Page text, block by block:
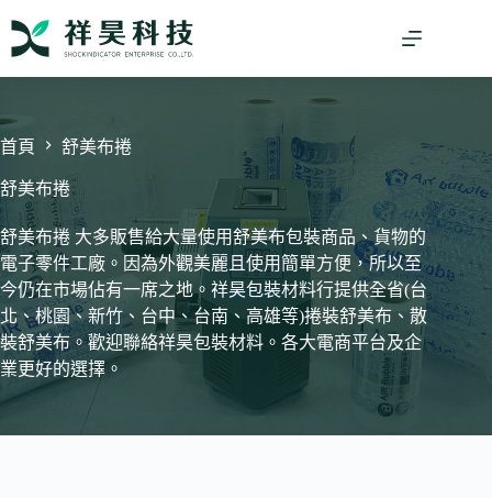
內
容
首頁 舒美布捲
舒美布捲
舒美布捲 大多販售給大量使用舒美布包裝商品、貨物的
電子零件工廠。因為外觀美麗且使用簡單方便，所以至
今仍在市場佔有一席之地。祥昊包裝材料行提供全省(台
北、桃園、新竹、台中、台南、高雄等)捲裝舒美布、散
裝舒美布。歡迎聯絡祥昊包裝材料。各大電商平台及企
業更好的選擇。